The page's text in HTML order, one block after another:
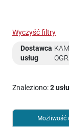
Wyczyść filtry
Dostawca
usług
Znaleziono:2
Możliwość